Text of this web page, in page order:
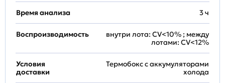
Время анализа 3 ч
Воспроизводимость
внутри лота: CV<10% ; между
лотами: CV<12%
Условия
доставки
Термобокс с аккумуляторами
холода